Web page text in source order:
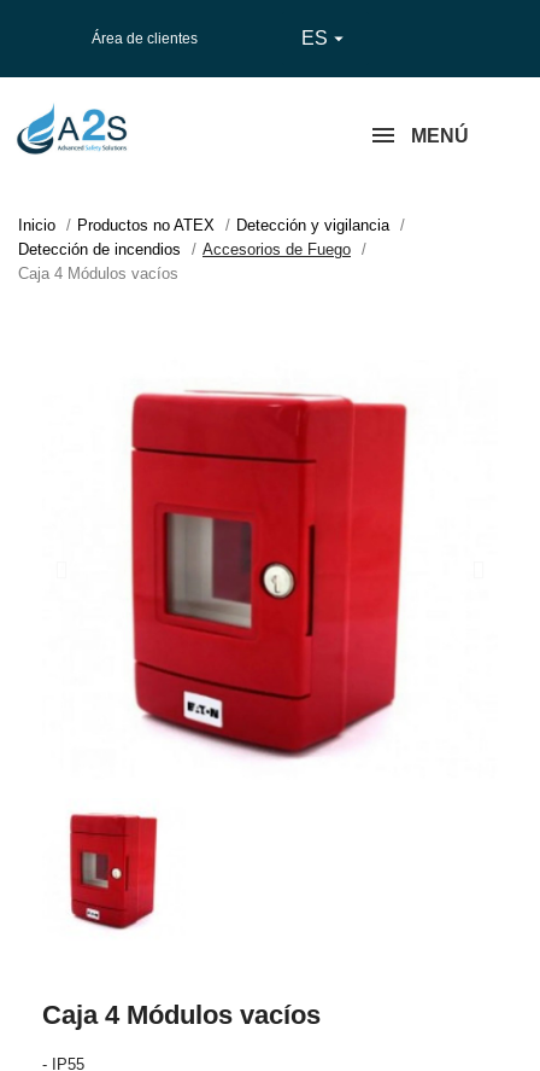
Área de clientes ES 
MENÚ
Inicio Productos no ATEX
Detección y vigilancia
Detección de incendios
Accesorios de Fuego
Caja 4 Módulos vacíos
Caja 4 Módulos vacíos
- IP55